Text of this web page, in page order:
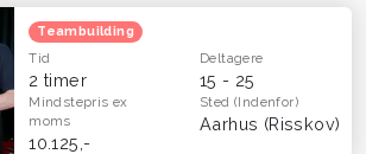
Teambuilding
Tid
2 timer
Deltagere
15 - 25
Mindstepris ex
moms
10.125,-
Sted(Indenfor)
Aarhus (Risskov)